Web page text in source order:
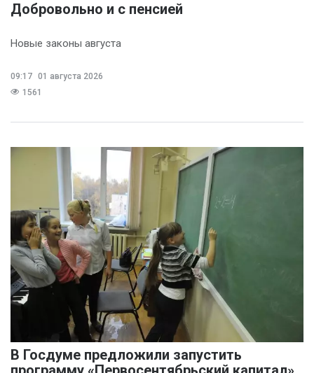
Добровольно и с пенсией
Новые законы августа
09:17 01 августа 2026
1561
В Госдуме предложили запустить